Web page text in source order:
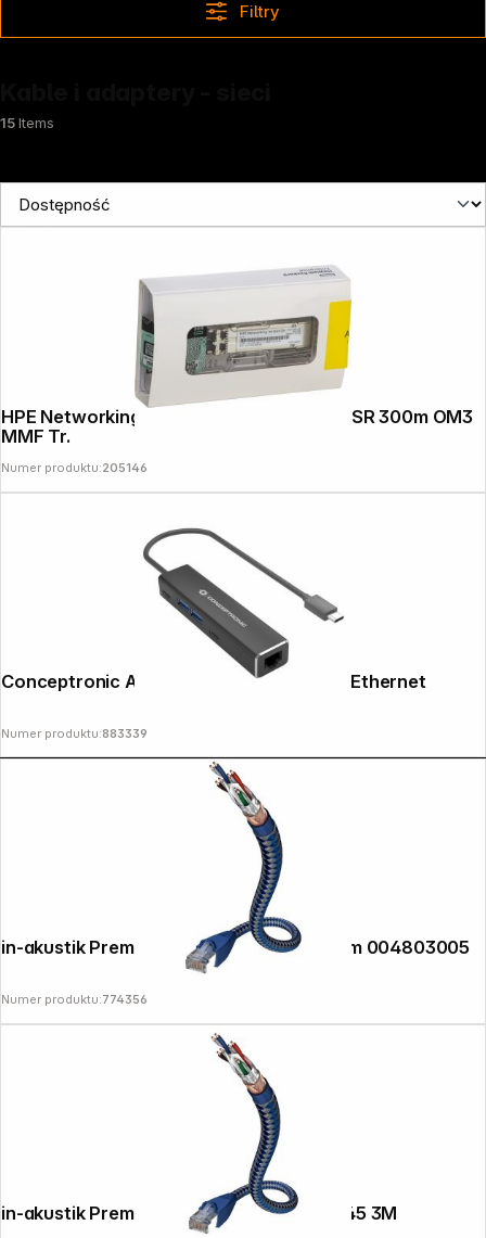
Filtry
15Items
HPE Networking Instant On 10G SFP+ LC SR 300m OM3
MMF Tr.
Numer produktu:205146
Conceptronic ABBY14B 4-Port Hub with Ethernet
Numer produktu:883339
in-akustik Premium CAT6 kabel RJ45 0,5m 004803005
Numer produktu:774356
in-akustik Premium CAT6 Patchkabel RJ45 3M
News
Follow us on